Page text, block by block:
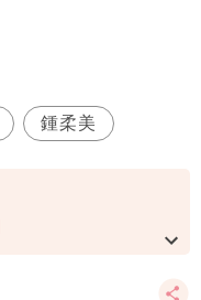
鍾柔美